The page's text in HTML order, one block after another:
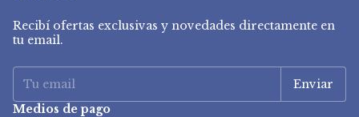
Recibí ofertas exclusivas y novedades directamente en
tu email.
Medios de pago